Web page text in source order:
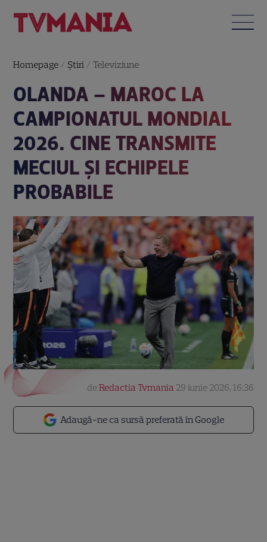
Homepage / Știri / Televiziune
OLANDA – MAROC LA
CAMPIONATUL MONDIAL
2026. CINE TRANSMITE
MECIUL ȘI ECHIPELE
PROBABILE
Adaugă-ne ca sursă preferată în Google
deRedactia Tvmania 29 iunie 2026, 16:36